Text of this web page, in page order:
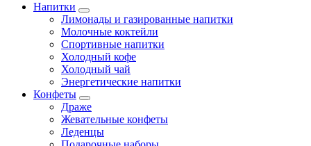
Напитки
Лимонады и газированные напитки
Молочные коктейли
Спортивные напитки
Холодный кофе
Холодный чай
Энергетические напитки
Конфеты
Драже
Жевательные конфеты
Леденцы